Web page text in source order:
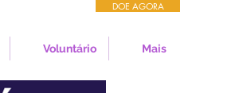
DOE AGORA
Voluntário Mais